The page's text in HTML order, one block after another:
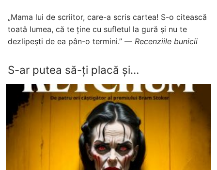
„Mama lui de scriitor, care-a scris cartea! S-o citească
toată lumea, că te ține cu sufletul la gură și nu te
dezlipești de ea pân-o termini.” — Recenziile bunicii
S-ar putea să-ți placă și…